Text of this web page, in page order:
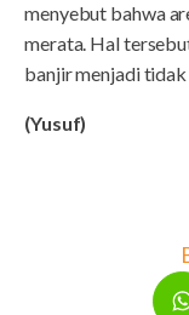
menyebut bahwa
merata. Hal
banjir menjadi
(Yusuf)